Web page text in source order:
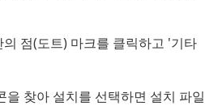
점(도트) 마크를 클릭하고 '기타
을 찾아 설치를 선택하면 설치 파일